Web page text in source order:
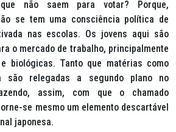
não saem para votar? Porque,
se tem uma consciência política de
nas escolas. Os jovens aqui são
o mercado de trabalho, principalmente
biológicas. Tanto que matérias como
são relegadas a segundo plano no
assim, com que o chamado
se mesmo um elemento descartável
japonesa.